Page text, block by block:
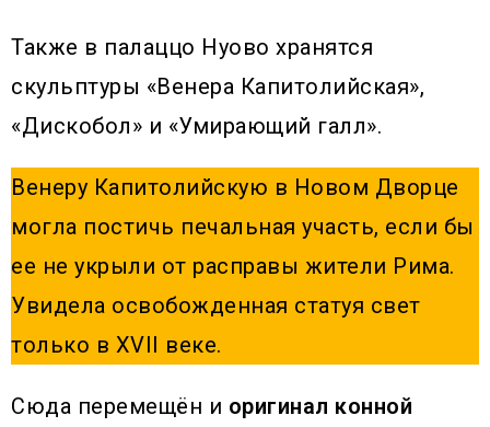
Также в палаццо Нуово хранятся
скульптуры «Венера Капитолийская»,
«Дискобол» и «Умирающий галл».
Венеру Капитолийскую в Новом Дворце
могла постичь печальная участь, если бы
ее не укрыли от расправы жители Рима.
Увидела освобожденная статуя свет
только в XVII веке.
Сюда перемещён и оригинал конной